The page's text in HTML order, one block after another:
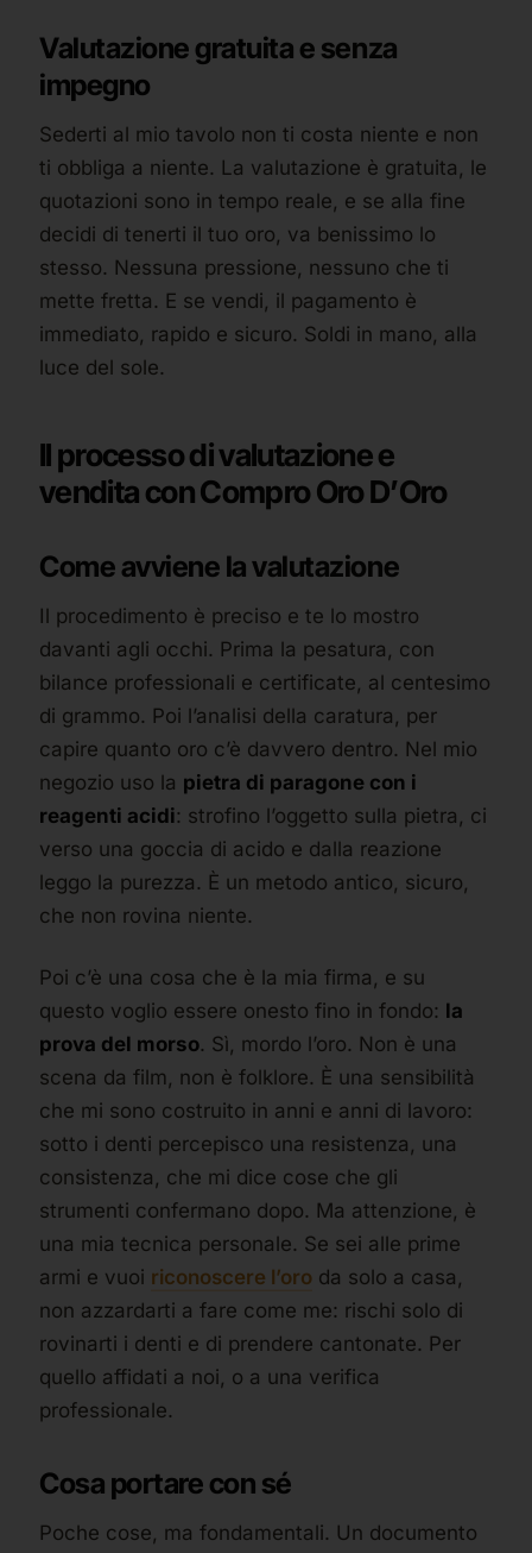
Valutazione gratuita e senza
impegno
Sederti al mio tavolo non ti costa niente e non
ti obbliga a niente. La valutazione è gratuita, le
quotazioni sono in tempo reale, e se alla fine
decidi di tenerti il tuo oro, va benissimo lo
stesso. Nessuna pressione, nessuno che ti
mette fretta. E se vendi, il pagamento è
immediato, rapido e sicuro. Soldi in mano, alla
luce del sole.
Il processo di valutazione e
vendita con Compro Oro D’Oro
Come avviene la valutazione
Il procedimento è preciso e te lo mostro
davanti agli occhi. Prima la pesatura, con
bilance professionali e certificate, al centesimo
di grammo. Poi l’analisi della caratura, per
capire quanto oro c’è davvero dentro. Nel mio
negozio uso la pietra di paragone con i
reagenti acidi: strofino l’oggetto sulla pietra, ci
verso una goccia di acido e dalla reazione
leggo la purezza. È un metodo antico, sicuro,
che non rovina niente.
Poi c’è una cosa che è la mia firma, e su
questo voglio essere onesto fino in fondo: la
prova del morso. Sì, mordo l’oro. Non è una
scena da film, non è folklore. È una sensibilità
che mi sono costruito in anni e anni di lavoro:
sotto i denti percepisco una resistenza, una
consistenza, che mi dice cose che gli
strumenti confermano dopo. Ma attenzione, è
una mia tecnica personale. Se sei alle prime
armi e vuoi riconoscere l’oro da solo a casa,
non azzardarti a fare come me: rischi solo di
rovinarti i denti e di prendere cantonate. Per
quello affidati a noi, o a una verifica
professionale.
Cosa portare con sé
Poche cose, ma fondamentali. Un documento